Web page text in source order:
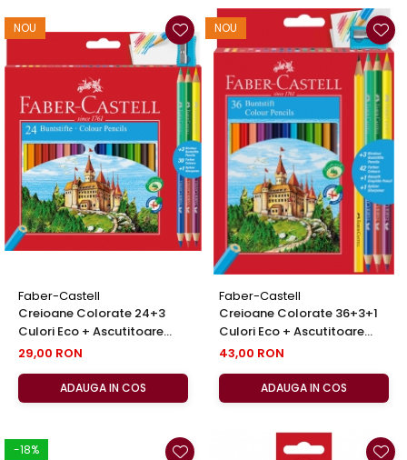
NOU
Faber-Castell
Creioane Colorate 24+3
Culori Eco + Ascutitoare
Faber-Castell
29,00 RON
ADAUGA IN COS
NOU
Faber-Castell
Creioane Colorate 36+3+1
Culori Eco + Ascutitoare
Faber-Castell
43,00 RON
ADAUGA IN COS
-18%